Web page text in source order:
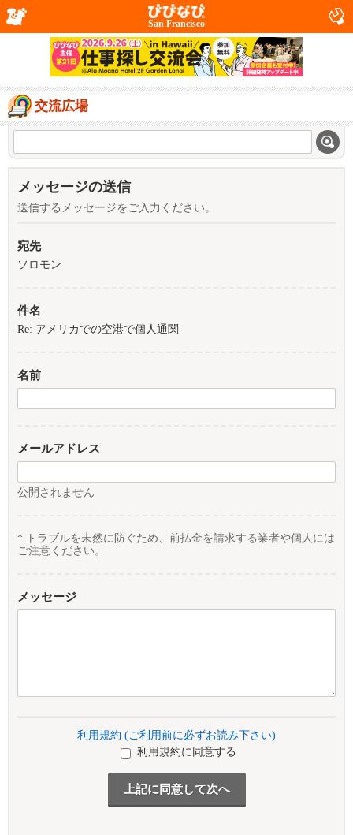
San Francisco
交流広場
メッセージの送信
送信するメッセージをご入力ください。
宛先
ソロモン
件名
Re: アメリカでの空港で個人通関
名前
メールアドレス
公開されません
* トラブルを未然に防ぐため、前払金を請求する業者や個人には
ご注意ください。
メッセージ
利用規約 (ご利用前に必ずお読み下さい)
利用規約に同意する